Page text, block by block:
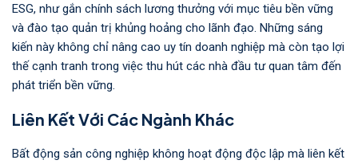
ESG, như gắn chính sách lương thưởng với mục tiêu bền vững
và đào tạo quản trị khủng hoảng cho lãnh đạo. Những sáng
kiến này không chỉ nâng cao uy tín doanh nghiệp mà còn tạo lợi
thế cạnh tranh trong việc thu hút các nhà đầu tư quan tâm đến
phát triển bền vững.
Liên Kết Với Các Ngành Khác
Bất động sản công nghiệp không hoạt động độc lập mà liên kết